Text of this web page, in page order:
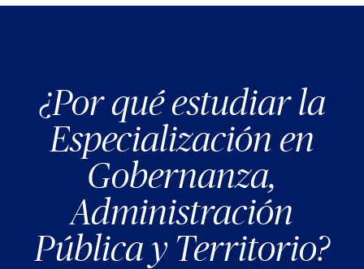
¿Por qué estudiar la
Especialización en
Gobernanza,
Administración
Pública y Territorio?